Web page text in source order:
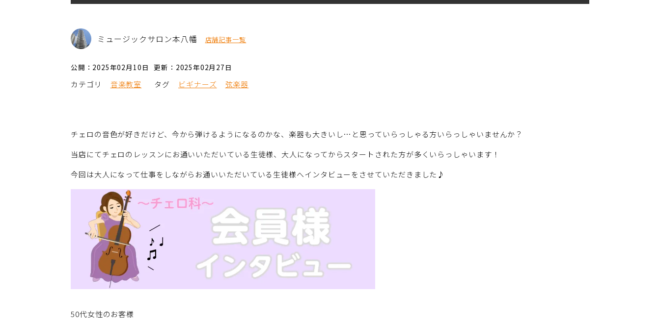
ミュージックサロン本八幡 店舗記事一覧
公開：2025年02月10日 更新：2025年02月27日
カテゴリ 音楽教室 タグ ビギナーズ 弦楽器
チェロの音色が好きだけど、今から弾けるようになるのかな、楽器も大きいし…と思っていらっしゃる方いらっしゃいませんか？
当店にてチェロのレッスンにお通いいただいている生徒様、大人になってからスタートされた方が多くいらっしゃいます！
今回は大人になって仕事をしながらお通いいただいている生徒様へインタビューをさせていただきました♪
50代女性のお客様